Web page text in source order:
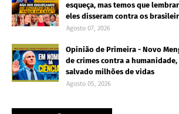
esqueça, mas temos que
eles disseram contra os
Agosto 07, 2026
Opinião de Primeira - Novo
de crimes contra a
salvado milhões de vidas
Agosto 05, 2026